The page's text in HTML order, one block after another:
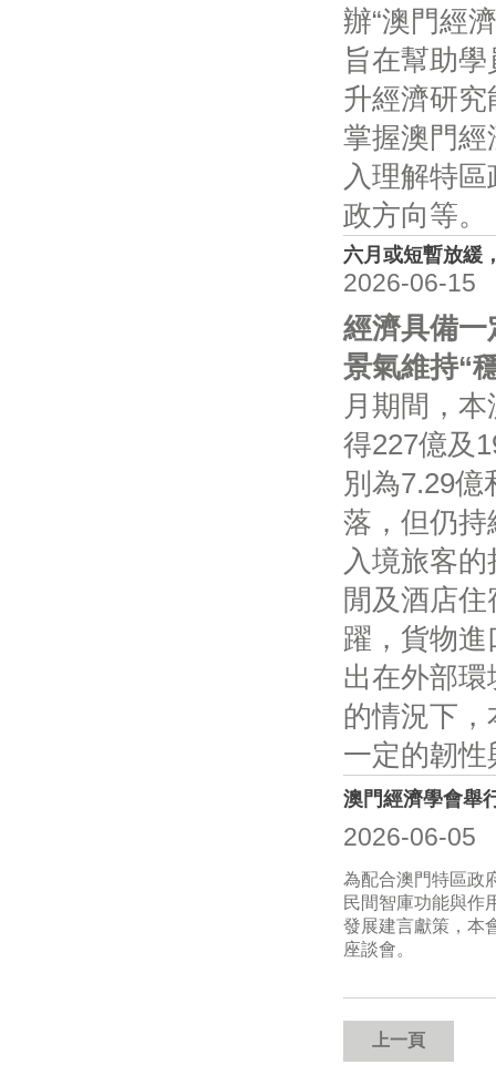
辦“澳門經
旨在幫助
升經濟研
掌握澳門
入理解特
政方向等。
六月或短暫放緩
2026-06-15
經濟具備
景氣維持“
月期間，
得227億及
別為7.29億
落，但仍
入境旅客
閒及酒店
躍，貨物
出在外部
的情況下
一定的韌
澳門經濟學會舉
2026-06-05
為配合澳門特區政
民間智庫功能與作
發展建言獻策，本
座談會。
上一頁